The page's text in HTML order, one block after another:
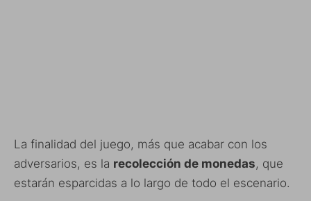
La finalidad del juego, más que acabar con los
adversarios, es la recolección de monedas, que
estarán esparcidas a lo largo de todo el escenario.